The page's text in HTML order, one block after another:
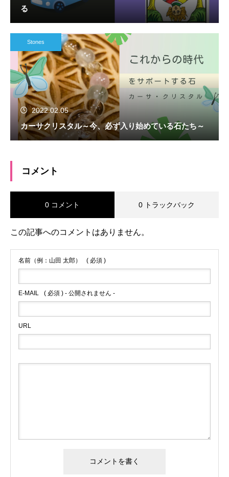
る
Stones
2022.02.05
カーサクリスタル～今、必ず入り始めている石たち～
コメント
0 コメント 0 トラックバック
この記事へのコメントはありません。
名前（例：山田 太郎） ( 必須 )
E-MAIL ( 必須 ) - 公開されません -
URL